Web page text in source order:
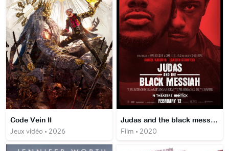
Code Vein II
Jeux vidéo • 2026
Judas and the black messiah
Film • 2020